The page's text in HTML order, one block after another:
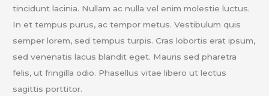
tincidunt lacinia. Nullam ac nulla vel enim molestie luctus.
In et tempus purus, ac tempor metus. Vestibulum quis
semper lorem, sed tempus turpis. Cras lobortis erat ipsum,
sed venenatis lacus blandit eget. Mauris sed pharetra
felis, ut fringilla odio. Phasellus vitae libero ut lectus
sagittis porttitor.